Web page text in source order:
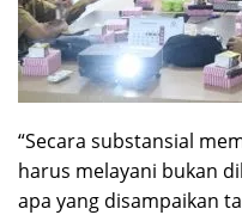
“Secara substansial
harus melayani bukan
apa yang disampaikan